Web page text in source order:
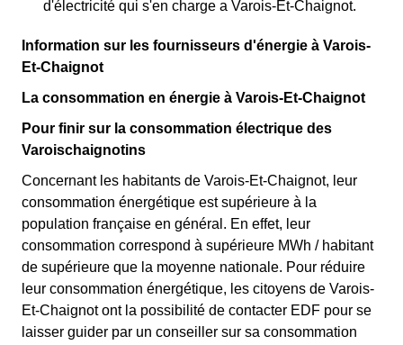
d'électricité qui s'en charge a Varois-Et-Chaignot.
Information sur les fournisseurs d'énergie à Varois-
Et-Chaignot
La consommation en énergie à Varois-Et-Chaignot
Pour finir sur la consommation électrique des
Varoischaignotins
Concernant les habitants de Varois-Et-Chaignot, leur
consommation énergétique est supérieure à la
population française en général. En effet, leur
consommation correspond à supérieure MWh / habitant
de supérieure que la moyenne nationale. Pour réduire
leur consommation énergétique, les citoyens de Varois-
Et-Chaignot ont la possibilité de contacter EDF pour se
laisser guider par un conseiller sur sa consommation